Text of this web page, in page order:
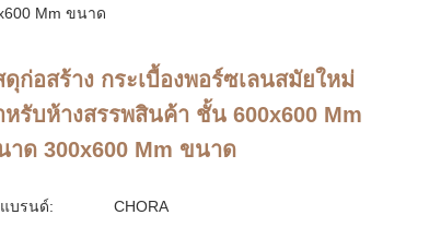
Mm ขนาด
ดุก่อสร้าง กระเบื้องพอร์ซเลนสมัยใหม่
หรับห้างสรรพสินค้า ชั้น 600x600 Mm
าด 300x600 Mm ขนาด
บรนด์: CHORA